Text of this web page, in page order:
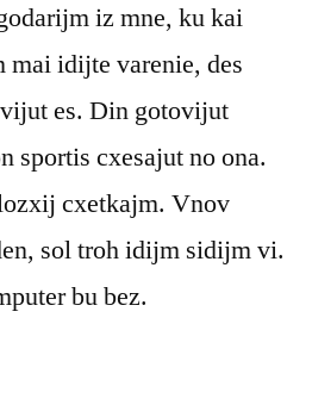
iz mne, ku kai
mai idijte varenie, des
es. Din gotovijut
sportis cxesajut no ona.
cxetkajm. Vnov
sol troh idijm sidijm vi.
bu bez.